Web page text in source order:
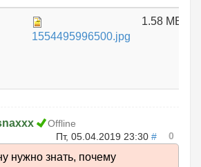
1554495996500.jpg
1.58 МБ
Offline
Пт, 05.04.2019 23:30 # 0
нужно знать, почему